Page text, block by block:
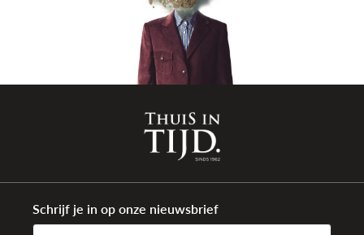
Schrijf je in op onze nieuwsbrief